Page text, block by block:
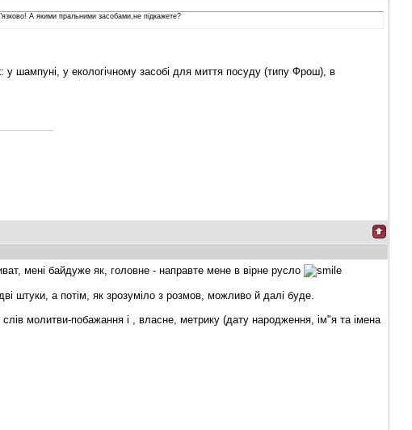
А якими пральними засобами,не підкажете?
: у шампуні, у екологічному засобі для миття посуду (типу Фрош), в
мені байдуже як, головне - направте мене в вірне русло
штуки, а потім, як зрозуміло з розмов, можливо й далі буде.
молитви-побажання і , власне, метрику (дату народження, ім"я та імена